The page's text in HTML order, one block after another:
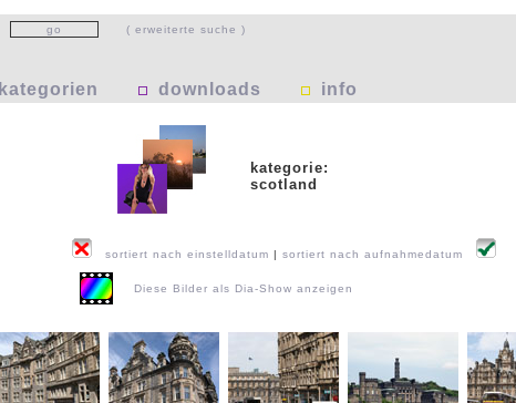
( erweiterte suche )
kategorien downloads info
kategorie:
scotland
sortiert nach einstelldatum | sortiert nach aufnahmedatum
Diese Bilder als Dia-Show anzeigen